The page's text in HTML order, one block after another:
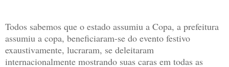
Todos sabemos que o estado assumiu a Copa, a prefeitura
assumiu a copa, beneficiaram-se do evento festivo
exaustivamente, lucraram, se deleitaram
internacionalmente mostrando suas caras em todas as